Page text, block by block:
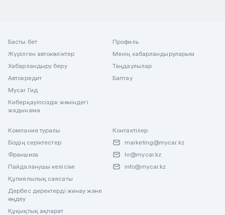
Басты бет
Жүрілген автокөліктер
Хабарландыру беру
Автокредит
Mycar Гид
Киберқауіпсіздік жөніндегі
жадынама
Профиль
Менің хабарландыруларым
Таңдаулылар
Баптау
Компания туралы
Біздің серіктестер
Франшиза
Пайдаланушы келісімі
Құпиялылық саясаты
Дербес деректерді жинау және
өңдеу
Құқықтық ақпарат
Контактілер
marketing@mycar.kz
hr@mycar.kz
info@mycar.kz